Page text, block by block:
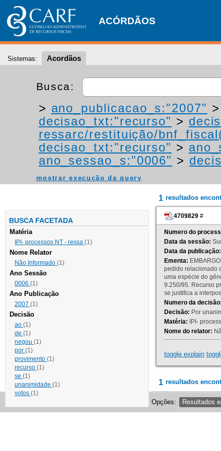
ACÓRDÃOS
Sistemas: Acordãos
Busca:
> ano_publicacao_s:"2007" >
decisao_txt:"recurso" >
ressarc/restituição/
decisao_txt:"recurso" >
ano_sessao_s:"0006" >
mostrar execução da query
BUSCA FACETADA
Matéria
IPI- processos NT - ressa (1)
Nome Relator
Não Informado (1)
Ano Sessão
0006 (1)
Ano Publicação
2007 (1)
Decisão
ao (1)
de (1)
negou (1)
por (1)
provimento (1)
recurso (1)
se (1)
unanimidade (1)
votos (1)
1 resultados
4709829 #
Numero do
Data da sessão:
Data da publicação:
Ementa:
pedido relacionado
uma espécie do
9.250/95. Recurso
se justifica a
Numero da decisão:
Decisão: Por
Matéria: IPI-
Nome do relator:
toggle explain
1 resultados
Opções: Resultados